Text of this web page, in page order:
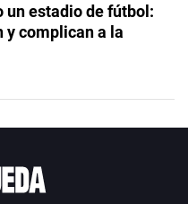
un estadio de fútbol:
y complican a la